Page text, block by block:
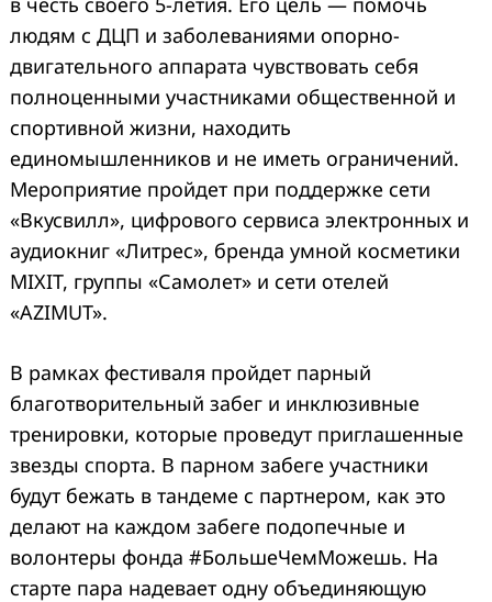
людям с ДЦП и заболеваниями опорно-
двигательного аппарата чувствовать себя
полноценными участниками общественной и
спортивной жизни, находить
единомышленников и не иметь ограничений.
Мероприятие пройдет при поддержке сети
«Вкусвилл», цифрового сервиса электронных и
аудиокниг «Литрес», бренда умной косметики
MIXIT, группы «Самолет» и сети отелей
«AZIMUT».
В рамках фестиваля пройдет парный
благотворительный забег и инклюзивные
тренировки, которые проведут приглашенные
звезды спорта. В парном забеге участники
будут бежать в тандеме с партнером, как это
делают на каждом забеге подопечные и
волонтеры фонда #БольшеЧемМожешь. На
старте пара надевает одну объединяющую